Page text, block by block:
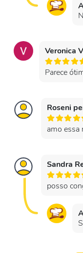
Veronica
Parece
Roseni
amo essa
Sandra
posso